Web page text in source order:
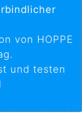
von HOPPE
und testen